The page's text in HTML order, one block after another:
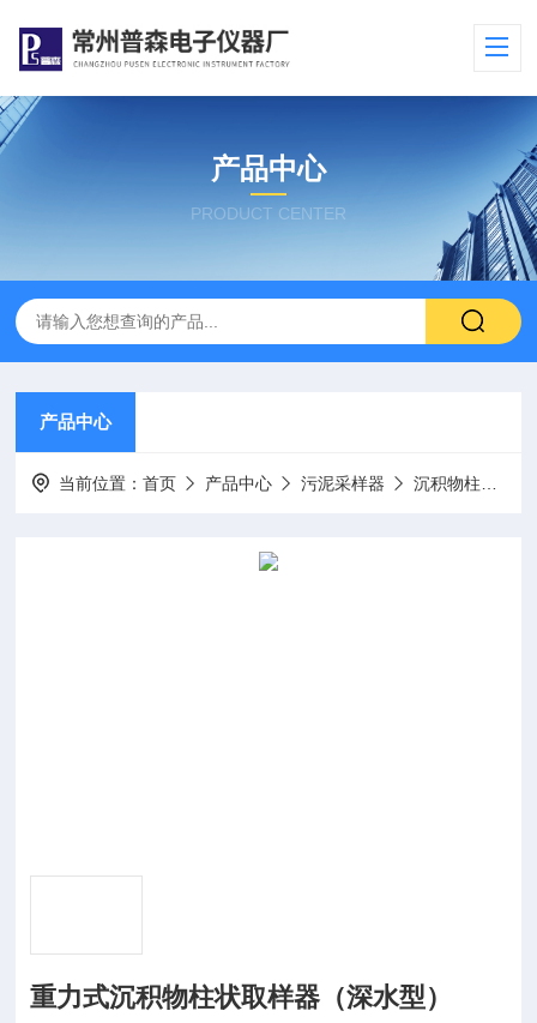
产品中心
PRODUCT CENTER
产品中心
当前位置：首页 产品中心 污泥采样器 沉积物柱状取样器
重力式沉积物柱状取样器（深水型）